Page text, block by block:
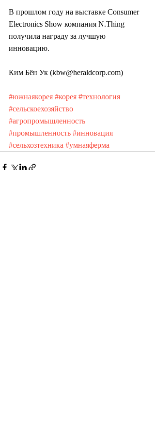
В прошлом году на выставке Consumer
Electronics Show компания N.Thing
получила награду за лучшую
инновацию.
Ким Бён Ук (kbw@heraldcorp.com)
#южнаякорея #корея #технология
#сельскоехозяйство
#агропромышленность
#промышленность #инновация
#сельхозтехника #умнаяферма